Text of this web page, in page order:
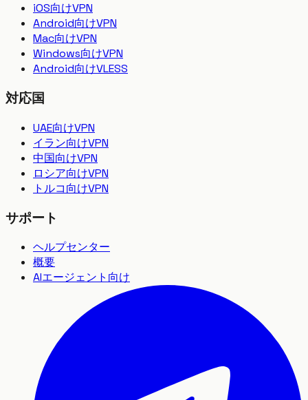
iOS向けVPN
Android向けVPN
Mac向けVPN
Windows向けVPN
Android向けVLESS
対応国
UAE向けVPN
イラン向けVPN
中国向けVPN
ロシア向けVPN
トルコ向けVPN
サポート
ヘルプセンター
概要
AIエージェント向け